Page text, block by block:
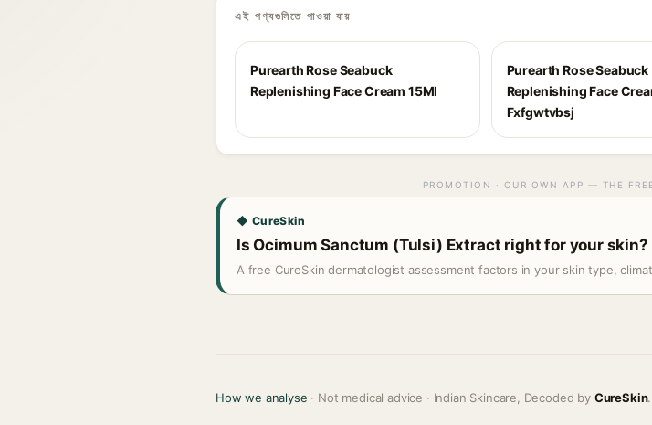
এই পণ্যগুলিতে পাওয়া যায়
Purearth Rose Seabuck
Replenishing Face Cream 15Ml
Purearth Rose Seabuck
Replenishing Face
Fxfgwtvbsj
PROMOTION · OUR OWN APP — THE
◆ CureSkin
Is Ocimum Sanctum (Tulsi) Extract right for your skin?
A free CureSkin dermatologist assessment factors in your skin type,
How we analyse · Not medical advice · Indian Skincare, Decoded by CureSkin.